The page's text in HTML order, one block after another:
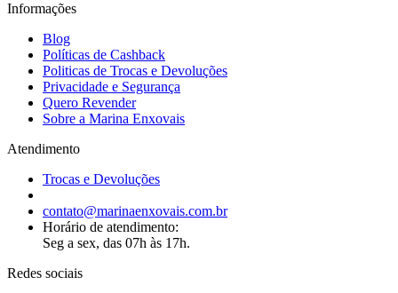
Informações
Blog
Políticas de Cashback
Politicas de Trocas e Devoluções
Privacidade e Segurança
Quero Revender
Sobre a Marina Enxovais
Atendimento
Trocas e Devoluções
contato@marinaenxovais.com.br
Horário de atendimento:
Seg a sex, das 07h às 17h.
Redes sociais